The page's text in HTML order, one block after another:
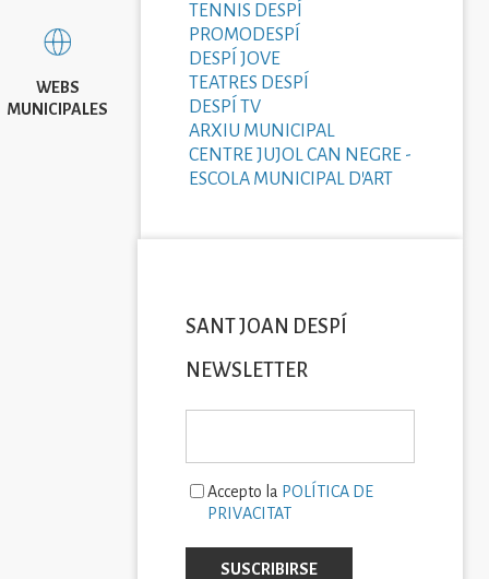
WEBS
MUNICIPALES
TENNIS DESPÍ
PROMODESPÍ
DESPÍ JOVE
TEATRES DESPÍ
DESPÍ TV
ARXIU MUNICIPAL
CENTRE JUJOL CAN NEGRE -
ESCOLA MUNICIPAL D'ART
SANT JOAN DESPÍ
NEWSLETTER
Accepto la POLÍTICA DE
PRIVACITAT